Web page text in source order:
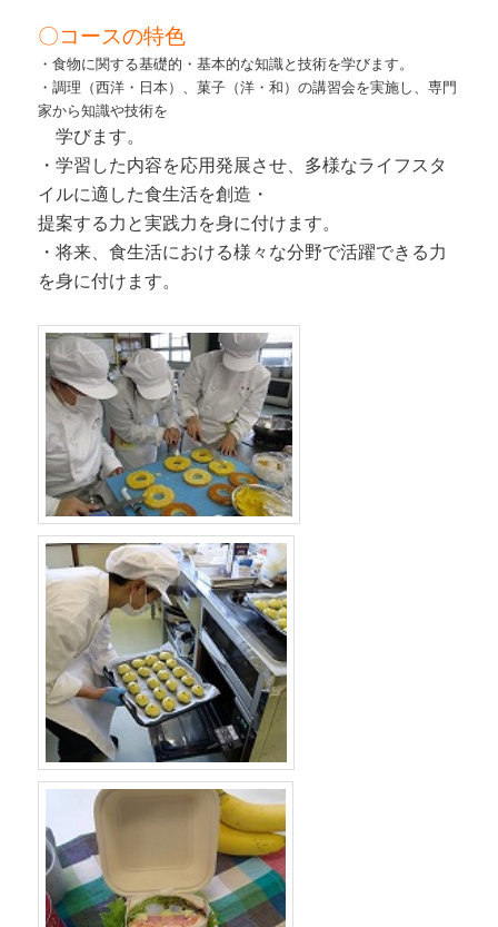
〇コースの特色
・食物に関する基礎的・基本的な知識と技術を学びます。
・調理（西洋・日本）、菓子（洋・和）の講習会を実施し、専門
家から知識や技術を
学びます。
・学習した内容を応用発展させ、多様なライフスタ
イルに適した食生活を創造・
提案する力と実践力を身に付けます。
・将来、食生活における様々な分野で活躍できる力
を身に付けます。